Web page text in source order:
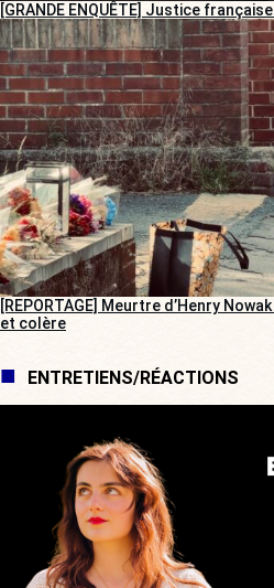
[GRANDE ENQUÊTE] Justice
[REPORTAGE] Meurtre d’Henry
et colère
ENTRETIENS/RÉACTIONS